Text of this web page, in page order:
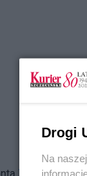
Drogi
Na